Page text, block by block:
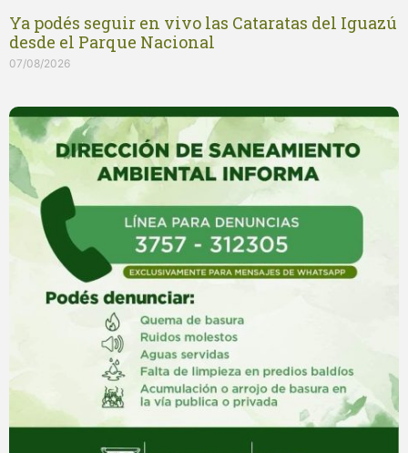
Ya podés seguir en vivo las Cataratas del Iguazú
desde el Parque Nacional
07/08/2026